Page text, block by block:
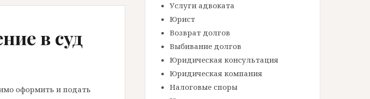
в суд
оформить и подать
Услуги адвоката
Юрист
Возврат долгов
Выбивание долгов
Юридическая консультация
Юридическая компания
Налоговые споры